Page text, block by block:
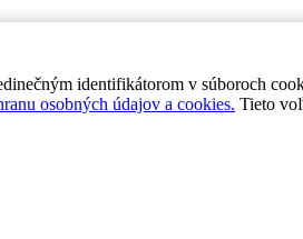
identifikátorom v súboroch
osobných údajov a cookies. Tieto